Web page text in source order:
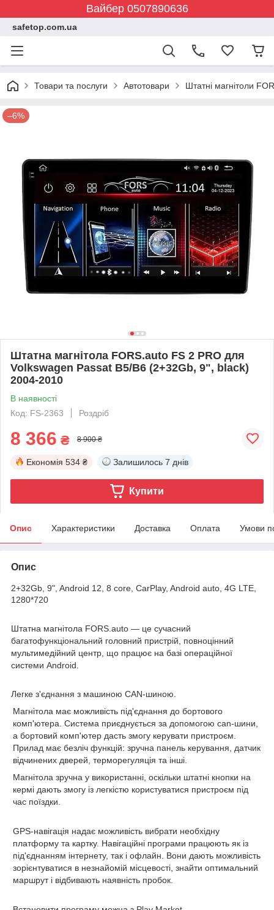
Вайбер 0507890636
safetop.com.ua
Товари та послуги Автотовари Штатні магнітоли
–6%
Штатна магнітола FORS.auto FS 2 PRO для
Volkswagen Passat B5/B6 (2+32Gb, 9", black)
2004-2010
В наявності
Код: FS-2363
Роздріб
8 366 ₴ 8 900 ₴
Економія 534 ₴ Залишилось 7 днів
Купити
Опис Характеристики Доставка Оплата Умови
Опис
2+32Gb, 9", Android 12, 8 core, CarPlay, Android auto, 4G LTE,
1280*720
Штатна магнітола FORS.auto — це сучасний
багатофункціональний головний пристрій, повноцінний
мультимедійний центр, що працює на базі операційної
системи Android.
Легке з'єднання з машиною CAN-шиною.
Магнітола має можливість під'єднання до бортового
комп'ютера. Система приєднується за допомогою can-шини,
а бортовий комп'ютер дасть змогу керувати пристроєм.
Прилад має безліч функцій: зручна панель керування, датчик
відчинених дверей, терморегуляція та інші.
Магнітола зручна у використанні, оскільки штатні кнопки на
кермі дають змогу із легкістю користуватися пристроєм під
час поїздки.
GPS-навігація надає можливість вибрати необхідну
платформу та картку. Навігаційні програми працюють як із
під'єднанням інтернету, так і офлайн. Вони дають можливість
зорієнтуватися в незнайомій місцевості, знайти оптимальний
маршрут і відбивають наявність пробок.